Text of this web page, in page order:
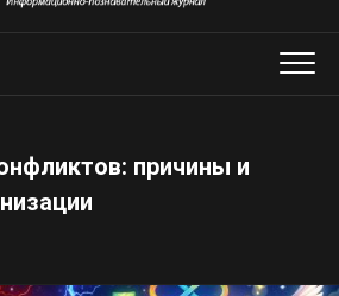
причины и